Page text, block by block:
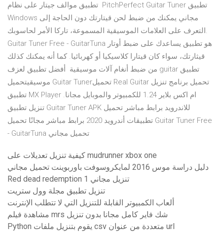
تطبيق موالف جيتار على نظام PitchPerfect Guitar Tuner تطبيق
Windows مجاني يمكنك من ضبط لحن قيتارتك دون الحاجة إلى
التعرف على العلامات الموسيقية المسموعة، تاركا الأمر لحاسوبك.
Guitar Tuner Free - GuitarTuna هو تطبيق يساعدك على ضبط أوتار
قيثارتك، سواء كان قيتارا كلاسيكيا أو كهربائيا. كما أنه يمكنك كذلك
من ضبط أنغام آلات موسيقية أفضل تطبيق لعزف guitar تطبيق
موسيقيتحميل Guitar Tunerتحميل Real Guitar تحميل برنامج تنزيل
تطبيق MX Player ام اكس بلاير 1.24 للكمبيوتر والموبايل مجانا.
تنزيل تطبيق Guitar Tuner APK للاندرويد برابط مباشر تحميل
تطبيقات أندرويد 2020 برابط مباشر مجانًا تحميل Guitar Tuner Free
كيفية تنزيل تعديلات على mudrunner xbox one
دليل دراسة موس 2016 لمايكروسوفت باوربوينت تحميل مجاني
Red dead redemption 1 تنزيل مجاني
تنزيل تطبيق مجلة وول ستريت
ألعاب الكمبيوتر القابلة للتنزيل التي لا تتطلب الإنترنت
مشاهدة فيلم mrs شك فاير كامل مجانا بدون تنزيل
Python يقوم بتنزيل ملفات csv متعددة من عنوان url